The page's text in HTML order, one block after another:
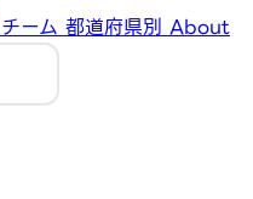
チーム 都道府県別 About